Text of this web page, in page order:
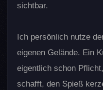
sichtbar.
Ich persönlich nutze
eigenen Gelände. Ein
eigentlich schon
schafft, den Spieß